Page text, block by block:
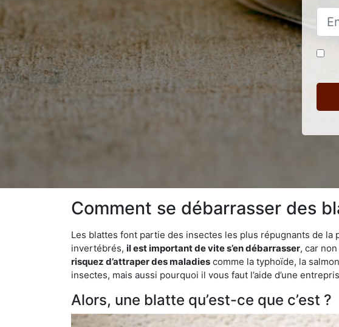
Comment se débarrasser des
Les blattes font partie des insectes les plus répugnants de la
invertébrés, il est important de vite s’en débarrasser, car
risquez d’attraper des maladies comme la typhoïde, la
insectes, mais aussi pourquoi il vous faut l’aide d’une
Alors, une blatte qu’est-ce que c’est ?